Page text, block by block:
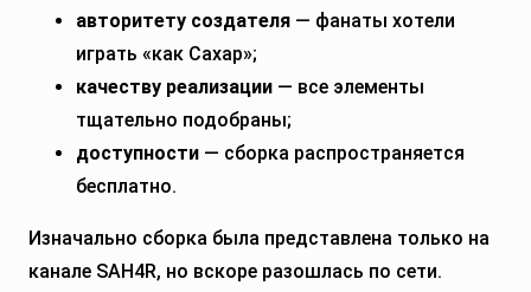
авторитету создателя — фанаты хотели
играть «как Сахар»;
качеству реализации — все элементы
тщательно подобраны;
доступности — сборка распространяется
бесплатно.
Изначально сборка была представлена только на
канале SAH4R, но вскоре разошлась по сети.